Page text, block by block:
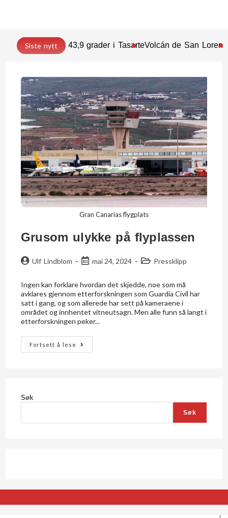
Siste nytt 43,9 grader i TasarteVolcán de San
Gran Canarias flygplats
Grusom ulykke på flyplassen
Ulf Lindblom mai 24, 2024 Pressklipp
Ingen kan forklare hvordan det skjedde, noe som må
avklares gjennom etterforskningen som Guardia Civil har
satt i gang, og som allerede har sett på kameraene i
området og innhentet vitneutsagn. Men alle funn så langt i
etterforskningen peker...
Fortsett å lese
Søk
Søk